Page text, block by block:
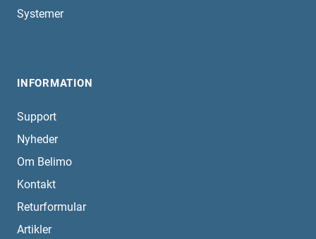
Systemer
INFORMATION
Support
Nyheder
Om Belimo
Kontakt
Returformular
Artikler